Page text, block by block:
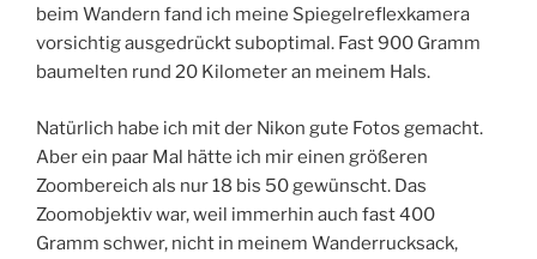
beim Wandern fand ich meine Spiegelreflexkamera
vorsichtig ausgedrückt suboptimal. Fast 900 Gramm
baumelten rund 20 Kilometer an meinem Hals.
Natürlich habe ich mit der Nikon gute Fotos gemacht.
Aber ein paar Mal hätte ich mir einen größeren
Zoombereich als nur 18 bis 50 gewünscht. Das
Zoomobjektiv war, weil immerhin auch fast 400
Gramm schwer, nicht in meinem Wanderrucksack,